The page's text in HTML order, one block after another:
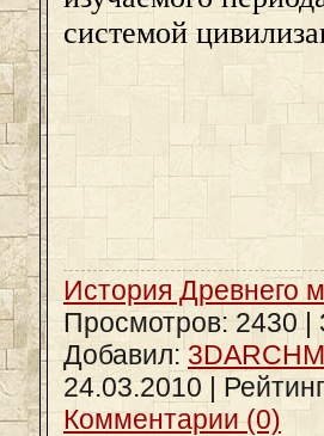
системой
История Древнего
Просмотров: 2430 |
Добавил:
24.03.2010 |
Комментарии (0)